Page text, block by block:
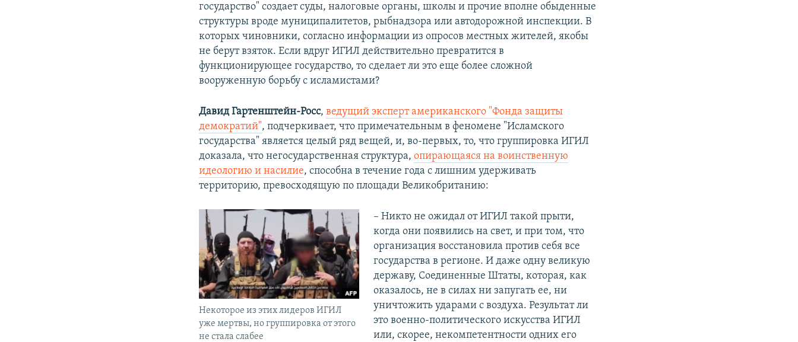
государство" создает суды, налоговые органы, школы и прочие вполне обыденные
структуры вроде муниципалитетов, рыбнадзора или автодорожной инспекции. В
которых чиновники, согласно информации из опросов местных жителей, якобы
не берут взяток. Если вдруг ИГИЛ действительно превратится в
функционирующее государство, то сделает ли это еще более сложной
вооруженную борьбу с исламистами?
Давид Гартенштейн-Росс,ведущий эксперт американского "Фонда защиты
демократий", подчеркивает, что примечательным в феномене "Исламского
государства" является целый ряд вещей, и, во-первых, то, что группировка ИГИЛ
доказала, что негосударственная структура,опирающаяся на воинственную
идеологию и насилие, способна в течение года с лишним удерживать
территорию, превосходящую по площади Великобританию:
Некоторое из этих лидеров ИГИЛ
уже мертвы, но группировка от этого
не стала слабее
– Никто не ожидал от ИГИЛ такой прыти,
когда они появились на свет, и при том, что
организация восстановила против себя все
государства в регионе. И даже одну великую
державу, Соединенные Штаты, которая, как
оказалось, не в силах ни запугать ее, ни
уничтожить ударами с воздуха. Результат ли
это военно-политического искусства ИГИЛ
или, скорее, некомпетентности одних его